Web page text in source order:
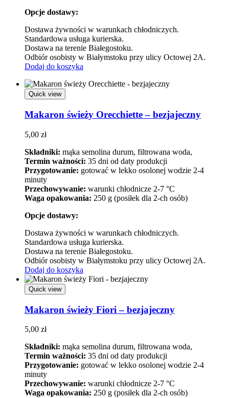
Opcje dostawy:
Dostawa żywności w warunkach chłodniczych.
Standardowa usługa kurierska.
Dostawa na terenie Białegostoku.
Odbiór osobisty w Białymstoku przy ulicy Octowej 2A.
Dodaj do koszyka
Quick view
Makaron świeży Orecchiette – bezjajeczny
5,00 zł
Składniki: mąka semolina durum, filtrowana woda,
Termin ważności: 35 dni od daty produkcji
Przygotowanie: gotować w lekko osolonej wodzie 2-4
minuty
Przechowywanie: warunki chłodnicze 2-7 °C
Waga opakowania: 250 g (posiłek dla 2-ch osób)
Opcje dostawy:
Dostawa żywności w warunkach chłodniczych.
Standardowa usługa kurierska.
Dostawa na terenie Białegostoku.
Odbiór osobisty w Białymstoku przy ulicy Octowej 2A.
Dodaj do koszyka
Quick view
Makaron świeży Fiori – bezjajeczny
5,00 zł
Składniki: mąka semolina durum, filtrowana woda,
Termin ważności: 35 dni od daty produkcji
Przygotowanie: gotować w lekko osolonej wodzie 2-4
minuty
Przechowywanie: warunki chłodnicze 2-7 °C
Waga opakowania: 250 g (posiłek dla 2-ch osób)